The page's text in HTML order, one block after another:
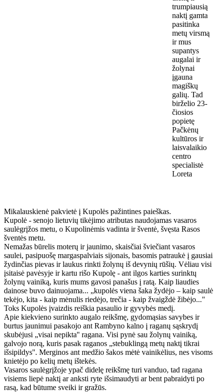
trumpiausią
naktį gamta
pasitinka
metų virsmą
ir mus
supantys
augalai ir
žolynai
įgauna
magiškų
galių. Tad
birželio 23-
čiosios
popietę
Pačkėnų
kultūros ir
laisvalaikio
centro
specialistė
Loreta
Mikalauskienė pakvietė į Kupolės pažintines paieškas.
Kupolė - senojo lietuvių tikėjimo atributas naudojamas vasaros
saulėgrįžos metu, o Kupolinėmis vadinta ir šventė, švęsta Rasos
šventės metu.
Nemažas būrelis moterų ir jaunimo, skaisčiai šviečiant vasaros
saulei, pasipuošę margaspalviais sijonais, basomis patraukė į gausiai
žydinčias pievas ir laukus rinkti žolynų iš devynių rūšių. Vėliau visi
įsitaisė pavėsyje ir kartu rišo Kupolę - ant ilgos karties surinktų
žolynų vainiką, kuris mums gavosi panašus į ratą. Kaip liaudies
dainose buvo dainuojama... „kupolės viena šaka žydėjo – kaip saulė
tekėjo, kita - kaip mėnulis riedėjo, trečia - kaip žvaigždė žibėjo..."
Toks Kupolės įvaizdis reiškia pasaulio ir gyvybės medį.
Apie kiekvieno surinkto augalo reikšmę, gydomąsias savybes ir
burtus jaunimui pasakojo ant Rambyno kalno į raganų sąskrydį
skubėjusi „visai nepikta'' ragana. Visi pynė sau žolynų vainiką,
galvojo norą, kuris pasak raganos „stebuklingą metų naktį tikrai
išsipildys''. Merginos ant medžio šakos mėtė vainikėlius, nes visoms
knietėjo po kelių metų ištekės.
Vasaros saulėgrįžoje ypač didelę reikšmę turi vanduo, tad ragana
visiems liepė naktį ar anksti ryte išsimaudyti ar bent pabraidyti po
rasą, kad būtume sveiki ir gražūs.